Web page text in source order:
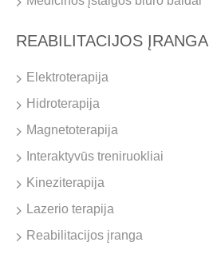
REABILITACIJOS ĮRANGA
Elektroterapija
Hidroterapija
Magnetoterapija
Interaktyvūs treniruokliai
Kineziterapija
Lazerio terapija
Reabilitacijos įranga